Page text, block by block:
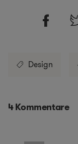
Design
4 Kommentare